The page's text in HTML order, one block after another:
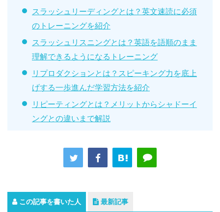
スラッシュリーディングとは？英文速読に必須
のトレーニングを紹介
スラッシュリスニングとは？英語を語順のまま
理解できるようになるトレーニング
リプロダクションとは？スピーキング力を底上
げする一歩進んだ学習方法を紹介
リピーティングとは？メリットからシャドーイ
ングとの違いまで解説
この記事を書いた人 最新記事